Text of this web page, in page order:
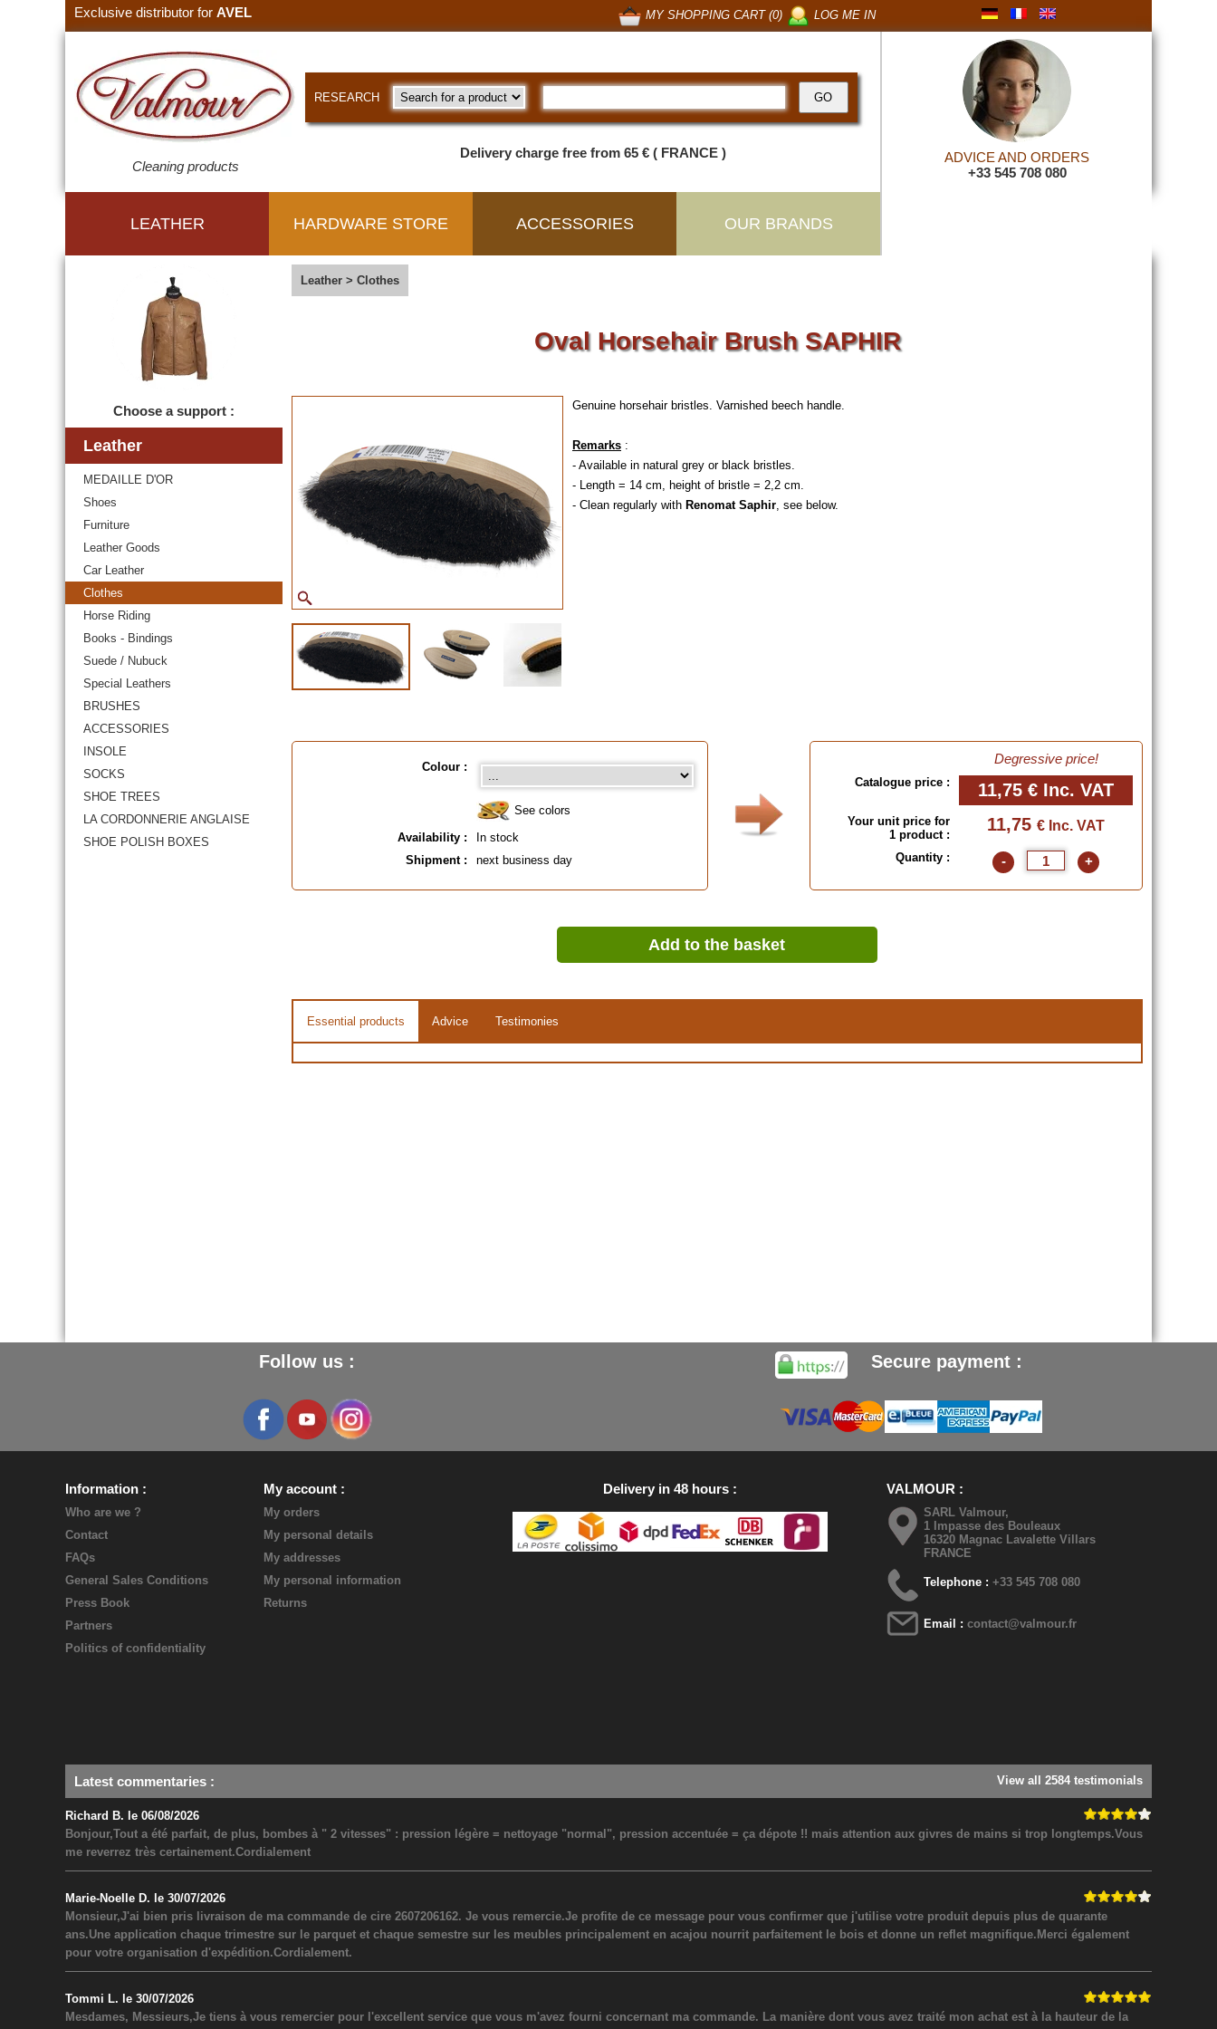
Exclusive distributor for AVEL LOG ME IN
MY SHOPPING CART (0)
Cleaning products
RESEARCH
Delivery charge free from 65 € ( FRANCE )
ADVICE AND ORDERS
+33 545 708 080
LEATHER HARDWARE STORE ACCESSORIES OUR BRANDS
Choose a support :
Leather
MEDAILLE D'OR
Shoes
Furniture
Leather Goods
Car Leather
Clothes
Horse Riding
Books - Bindings
Suede / Nubuck
Special Leathers
BRUSHES
ACCESSORIES
INSOLE
SOCKS
SHOE TREES
LA CORDONNERIE ANGLAISE
SHOE POLISH BOXES
Leather > Clothes
Oval Horsehair Brush SAPHIR
Genuine horsehair bristles. Varnished beech handle.
Remarks :
- Available in natural grey or black bristles.
- Length = 14 cm, height of bristle = 2,2 cm.
- Clean regularly with Renomat Saphir, see below.
Colour :
See colors
Availability :
In stock
Shipment :
next business day
Degressive price!
Catalogue price : 11,75 € Inc. VAT
Your unit price for
1 product :
11,75 € Inc. VAT
Quantity : - +
Add to the basket
Essential products Advice Testimonies
Follow us : Secure payment :
Information
Who are we ?
Contact
FAQs
General Sales Conditions
Press Book
Partners
Politics of confidentiality
My account
My orders
My personal details
My addresses
My personal information
Returns
Delivery in 48 hours VALMOUR
SARL Valmour,
1 Impasse des Bouleaux
16320 Magnac Lavalette Villars
FRANCE
Telephone :+33 545 708 080
Email :contact@valmour.fr
Latest commentaries : View all 2584 testimonials
Richard B. le 06/08/2026
Bonjour,Tout a été parfait, de plus, bombes à " 2 vitesses" : pression légère = nettoyage "normal", pression accentuée = ça dépote !! mais attention aux givres de mains si trop longtemps.Vous
me reverrez très certainement.Cordialement
Marie-Noelle D. le 30/07/2026
Monsieur,J'ai bien pris livraison de ma commande de cire 2607206162. Je vous remercie.Je profite de ce message pour vous confirmer que j'utilise votre produit depuis plus de quarante
ans.Une application chaque trimestre sur le parquet et chaque semestre sur les meubles principalement en acajou nourrit parfaitement le bois et donne un reflet magnifique.Merci également
pour votre organisation d'expédition.Cordialement.
Tommi L. le 30/07/2026
Mesdames, Messieurs,Je tiens à vous remercier pour l'excellent service que vous m'avez fourni concernant ma commande. La manière dont vous avez traité mon achat est à la hauteur de la